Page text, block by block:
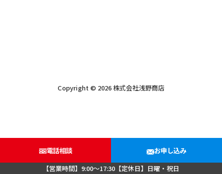
電話相談 お申し込み
【営業時間】9:00～17:30【定休日】日曜・祝日
Copyright © 2026 株式会社浅野商店